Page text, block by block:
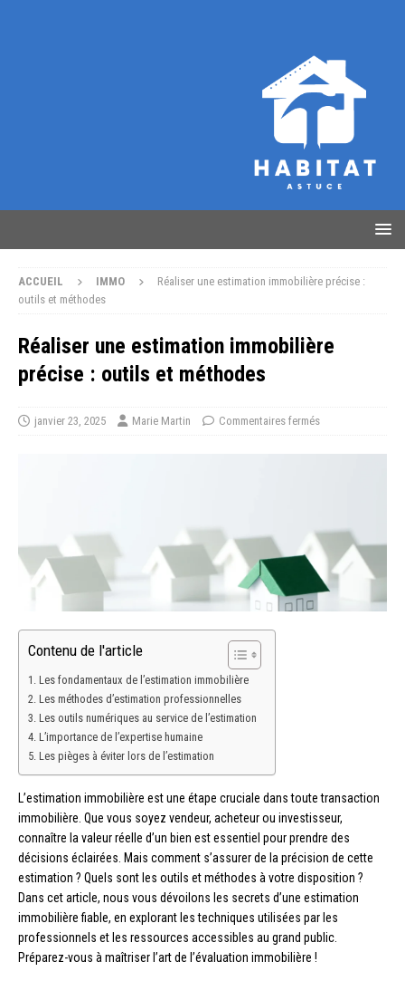
ACCUEIL IMMO
Réaliser une estimation immobilière précise :
outils et méthodes
Réaliser une estimation immobilière
précise : outils et méthodes
janvier 23, 2025 Marie Martin Commentaires fermés
Contenu de l'article
Les fondamentaux de l’estimation immobilière
Les méthodes d’estimation professionnelles
Les outils numériques au service de l’estimation
L’importance de l’expertise humaine
Les pièges à éviter lors de l’estimation
L’estimation immobilière est une étape cruciale dans toute transaction
immobilière. Que vous soyez vendeur, acheteur ou investisseur,
connaître la valeur réelle d’un bien est essentiel pour prendre des
décisions éclairées. Mais comment s’assurer de la précision de cette
estimation ? Quels sont les outils et méthodes à votre disposition ?
Dans cet article, nous vous dévoilons les secrets d’une estimation
immobilière fiable, en explorant les techniques utilisées par les
professionnels et les ressources accessibles au grand public.
Préparez-vous à maîtriser l’art de l’évaluation immobilière !